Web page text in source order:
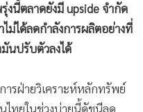
นี้ตลาดยังมี upside จำกัด
ได้ลดกำลังการผลิตอย่างที่
นปรับตัวลงได้
ารฝ่ายวิเคราะห์หลักทรัพย์
ไทยในช่วงบ่ายนี้ดัชนีลด